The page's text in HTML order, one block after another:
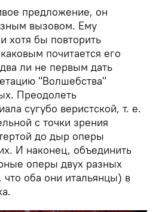
предложение, он
вызовом. Ему
хотя бы повторить
почитается его
ли не первым дать
"Волшебства"
Преодолеть
сугубо веристской, т. е.
с точки зрения
до дыр оперы
И наконец, объединить
оперы двух разных
оба они итальянцы) в